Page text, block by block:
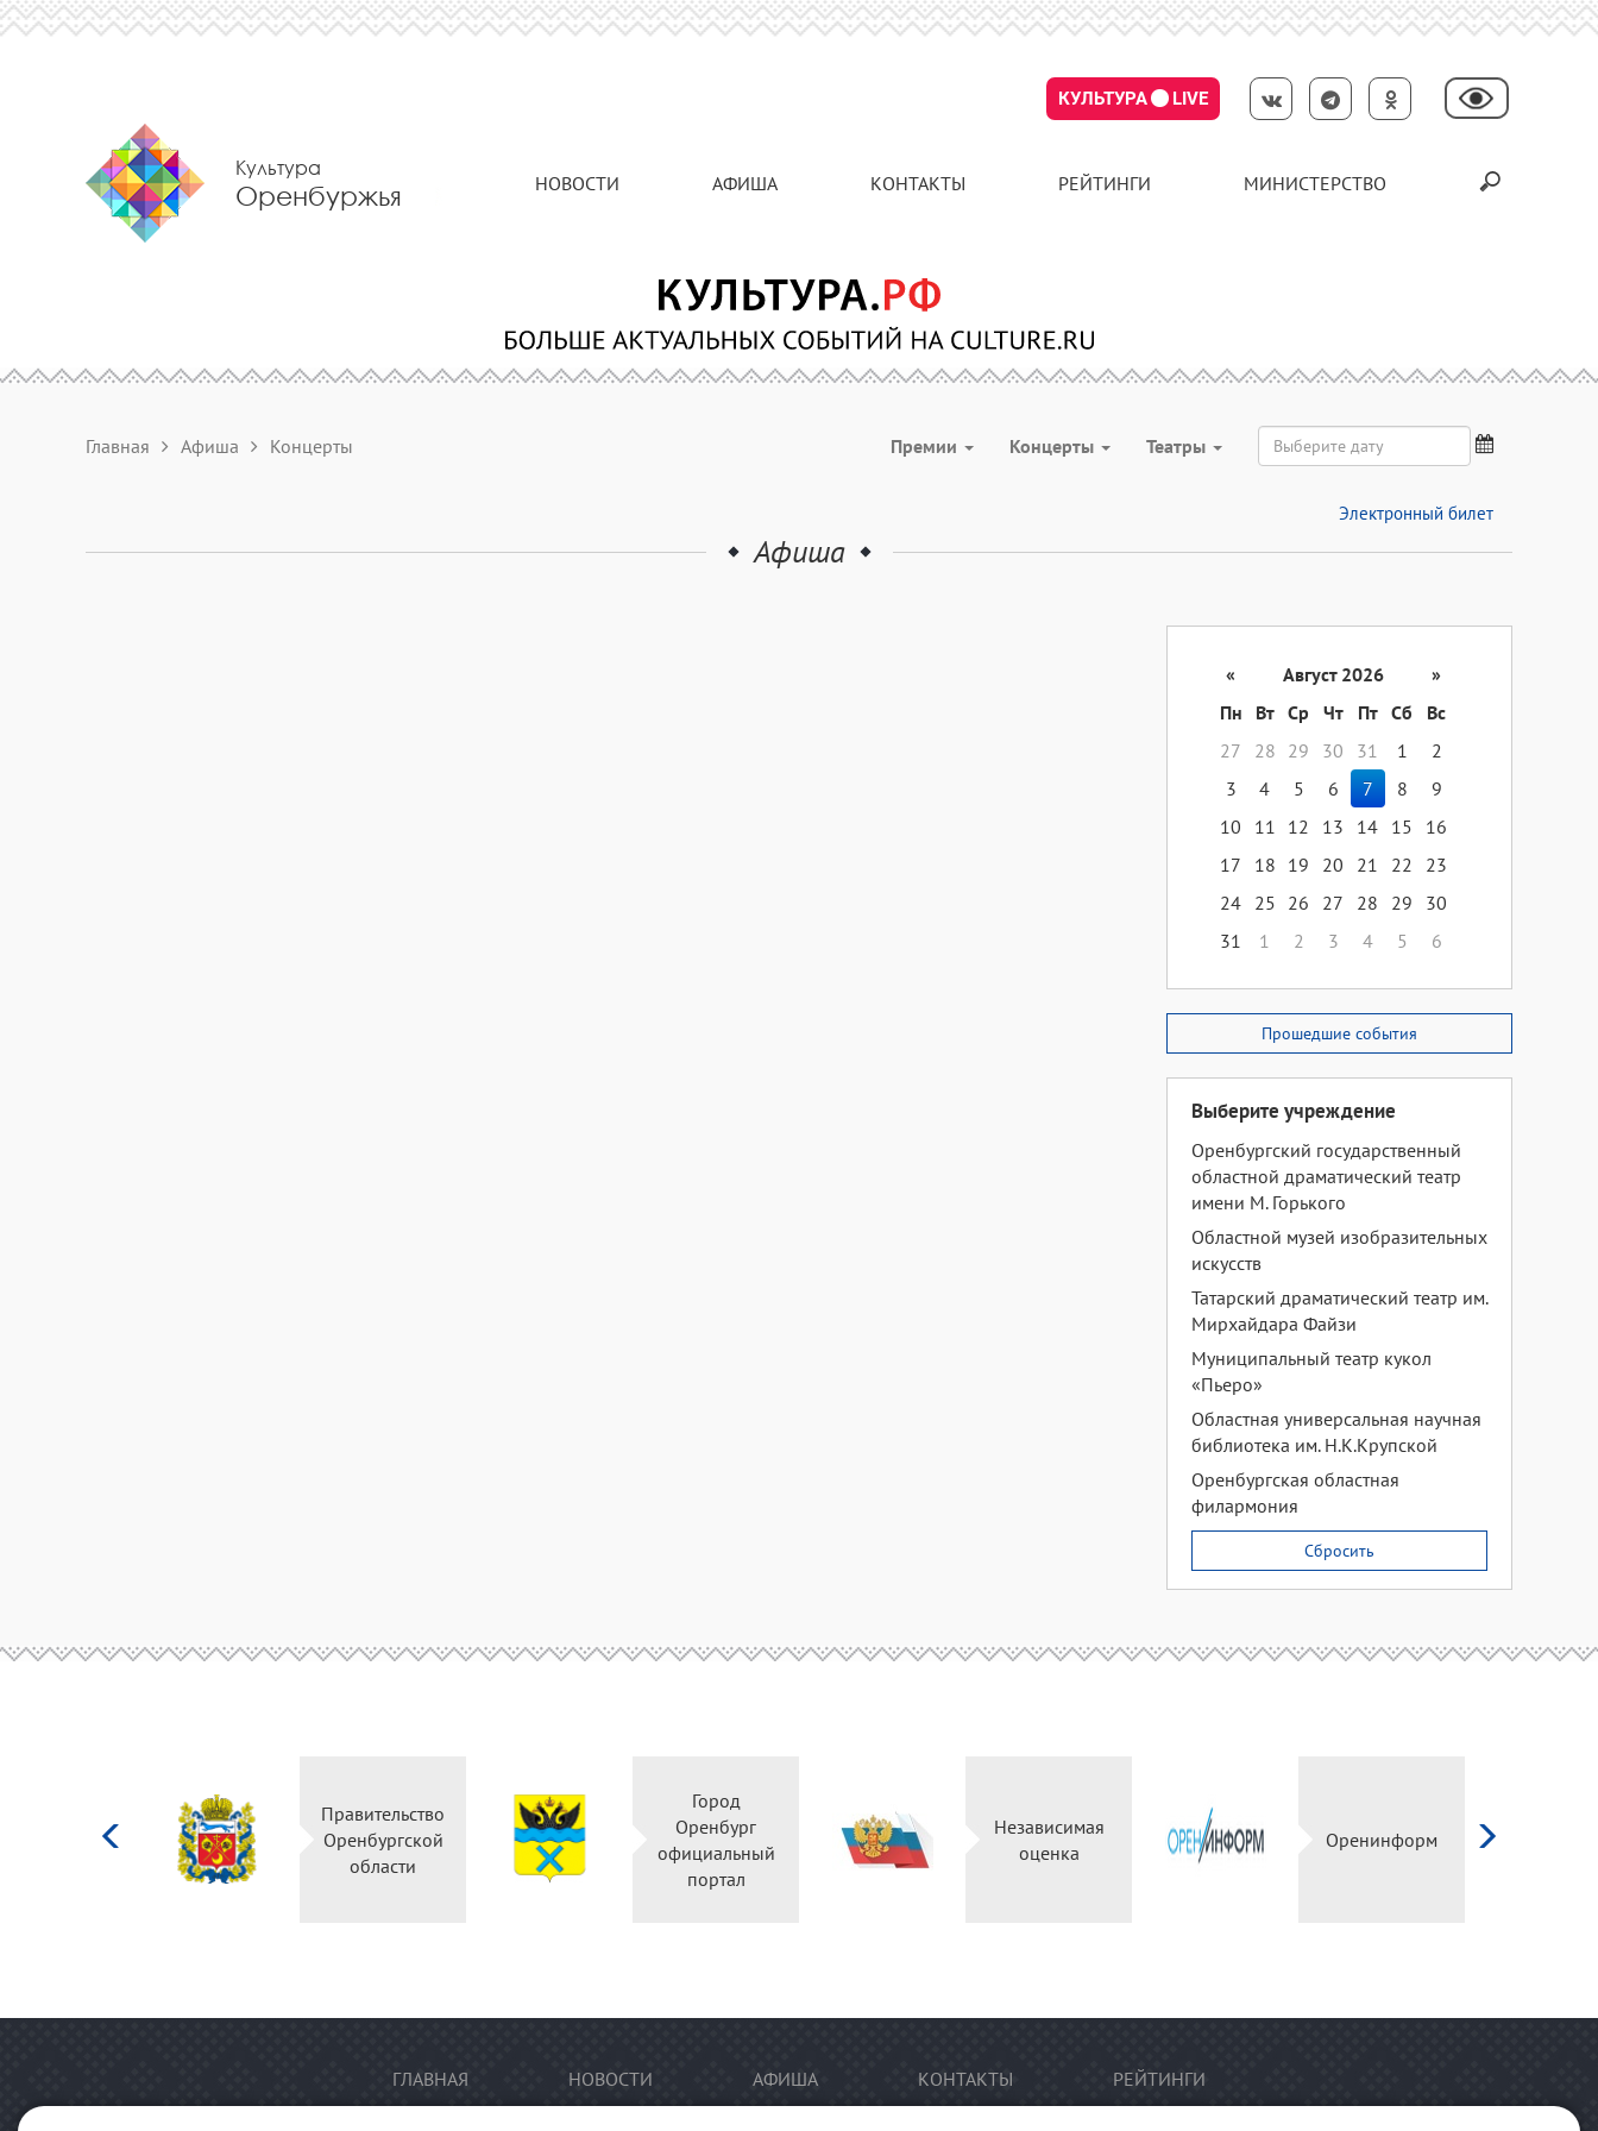
КУЛЬТУРА LIVE
Культура
Оренбуржья НОВОСТИ АФИША КОНТАКТЫ РЕЙТИНГИ МИНИСТЕРСТВО
Главная Афиша Концерты Премии Концерты Театры
Электронный билет
Афиша
« Август 2026
»
Пн
Вт Ср Чт Пт Сб
Вс
27
28 29 30 31 1
2
3
4 5 6 7 8
9
10
11 12 13 14 15
16
17
18 19 20 21 22
23
24 25 26 27 28 29
30
31
1 2 3 4 5 6
Прошедшие события
Выберите учреждение
Оренбургский государственный
областной драматический театр
имени М. Горького
Областной музей изобразительных
искусств
Татарский драматический театр им.
Мирхайдара Файзи
Муниципальный театр кукол
«Пьеро»
Областная универсальная научная
библиотека им. Н.К.Крупской
Оренбургская областная
филармония
Сбросить
Правительство
Оренбургской
области
Город
Оренбург
официальный
портал
Независимая
оценка
Оренинформ
ГЛАВНАЯ НОВОСТИ АФИША КОНТАКТЫ РЕЙТИНГИ